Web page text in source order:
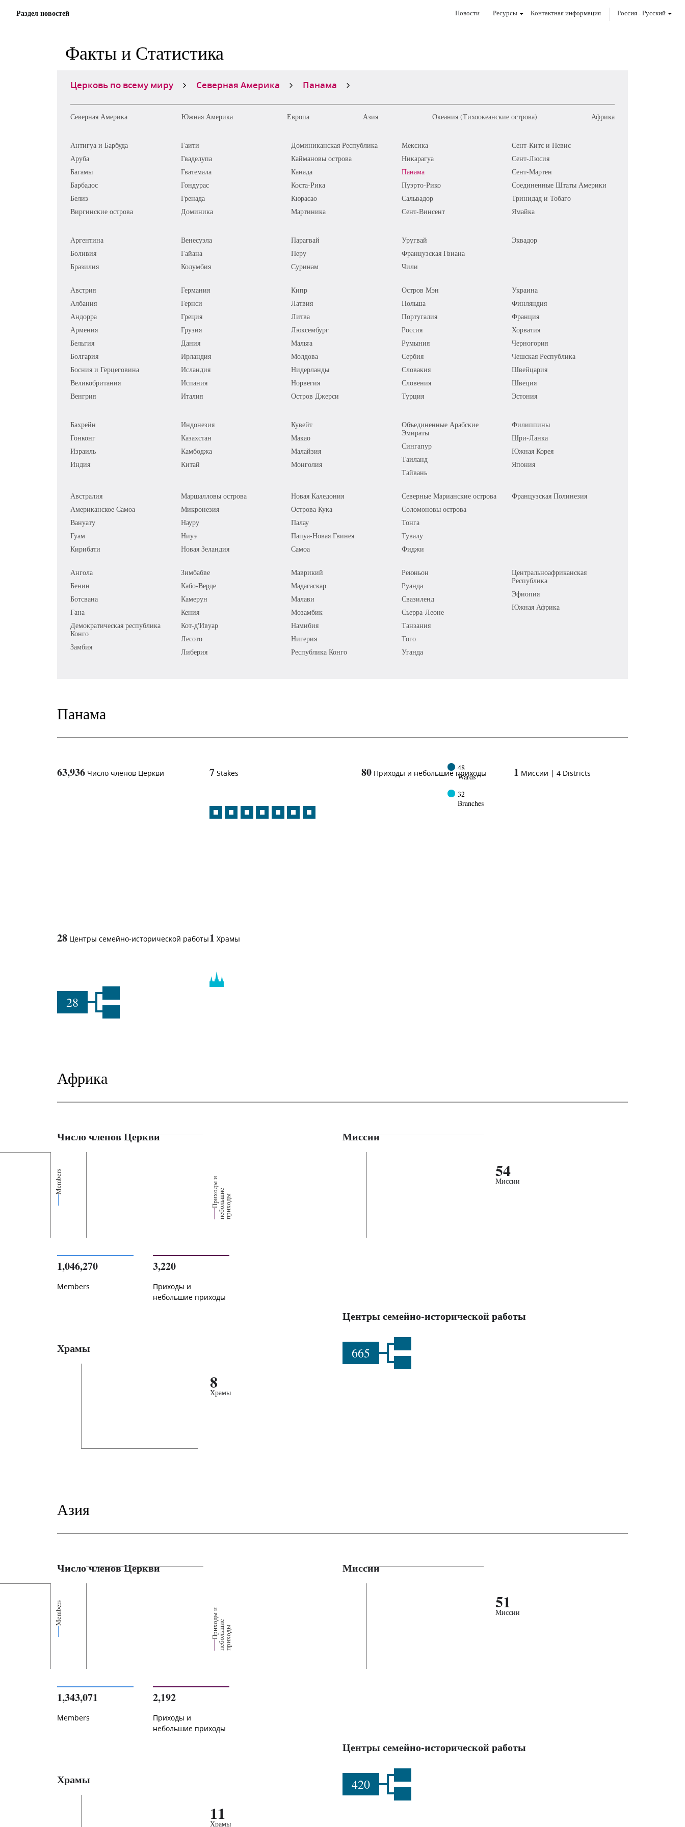
Раздел новостей Новости Ресурсы Контактная информация Россия-Pусский
Факты и Статистика
Церковь по всему миру Северная Америка Панама
Северная Америка Южная Америка Европа Азия Океания (Тихоокеанские острова) Африка
Антигуа и Барбуда
Аруба
Багамы
Барбадос
Белиз
Виргинские острова
Гаити
Гваделупа
Гватемала
Гондурас
Гренада
Доминика
Доминиканская Республика
Каймановы острова
Канада
Коста-Рика
Кюрасао
Мартиника
Мексика
Никарагуа
Панама
Пуэрто-Рико
Сальвадор
Сент-Винсент
Сент-Китс и Невис
Сент-Люсия
Сент-Мартен
Соединенные Штаты Америки
Тринидад и Тобаго
Ямайка
Аргентина
Боливия
Бразилия
Венесуэла
Гайана
Колумбия
Парагвай
Перу
Суринам
Уругвай
Французская Гвиана
Чили
Эквадор
Австрия
Албания
Андорра
Армения
Бельгия
Болгария
Босния и Герцеговина
Великобритания
Венгрия
Германия
Гернси
Греция
Грузия
Дания
Ирландия
Исландия
Испания
Италия
Кипр
Латвия
Литва
Люксембург
Мальта
Молдова
Нидерланды
Норвегия
Остров Джерси
Остров Мэн
Польша
Португалия
Россия
Румыния
Сербия
Словакия
Словения
Турция
Украина
Финляндия
Франция
Хорватия
Черногория
Чешская Республика
Швейцария
Швеция
Эстония
Бахрейн
Гонконг
Израиль
Индия
Индонезия
Казахстан
Камбоджа
Китай
Кувейт
Макао
Малайзия
Монголия
Объединенные Арабские
Эмираты
Сингапур
Таиланд
Тайвань
Филиппины
Шри-Ланка
Южная Корея
Япония
Австралия
Американское Самоа
Вануату
Гуам
Кирибати
Маршалловы острова
Микронезия
Науру
Ниуэ
Новая Зеландия
Новая Каледония
Острова Кука
Палау
Папуа-Новая Гвинея
Самоа
Северные Марианские острова
Соломоновы острова
Тонга
Тувалу
Фиджи
Французская Полинезия
Ангола
Бенин
Ботсвана
Гана
Демократическая республика
Конго
Замбия
Зимбабве
Кабо-Верде
Камерун
Кения
Кот-д'Ивуар
Лесото
Либерия
Маврикий
Мадагаскар
Малави
Мозамбик
Намибия
Нигерия
Республика Конго
Реюньон
Руанда
Свазиленд
Сьерра-Леоне
Танзания
Того
Уганда
Центральноафриканская
Республика
Эфиопия
Южная Африка
Панама
63,936 Число членов Церкви 7 Stakes 80 Приходы и небольшие приходы
48
Wards
32
Branches
28 Центры семейно-исторической работы
28
1 Храмы
1 Миссии | 4 Districts
Африка
Число членов Церкви
Members П
р
их
о
д
ы
и
н
е
б
о
л
ьш
ие
п
р
и
х
о
ды
1,046,270
Members
3,220
Приходы и
небольшие приходы
Миссии
54
Миссии
Центры семейно-исторической работы
665
Храмы
8
Храмы
Азия
Число членов Церкви
Members П
р
их
о
д
ы
и
н
е
б
о
л
ьш
ие
п
р
и
х
о
ды
1,343,071
Members
2,192
Приходы и
небольшие приходы
Миссии
51
Миссии
Центры семейно-исторической работы
420
Храмы
11
Храмы